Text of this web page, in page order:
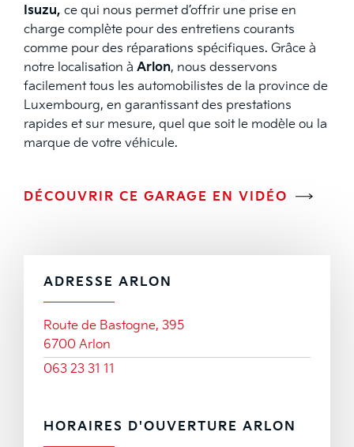
Isuzu, ce qui nous permet d’offrir une prise en
charge complète pour des entretiens courants
comme pour des réparations spécifiques. Grâce à
notre localisation à Arlon, nous desservons
facilement tous les automobilistes de la province de
Luxembourg, en garantissant des prestations
rapides et sur mesure, quel que soit le modèle ou la
marque de votre véhicule.
DÉCOUVRIR CE GARAGE EN VIDÉO
ADRESSE ARLON
Route de Bastogne, 395
6700 Arlon
063 23 31 11
HORAIRES D'OUVERTURE ARLON